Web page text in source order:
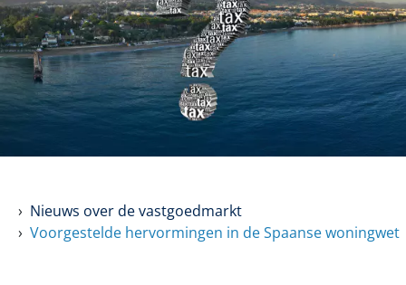
Nieuws over de vastgoedmarkt
Voorgestelde hervormingen in de Spaanse woningwet